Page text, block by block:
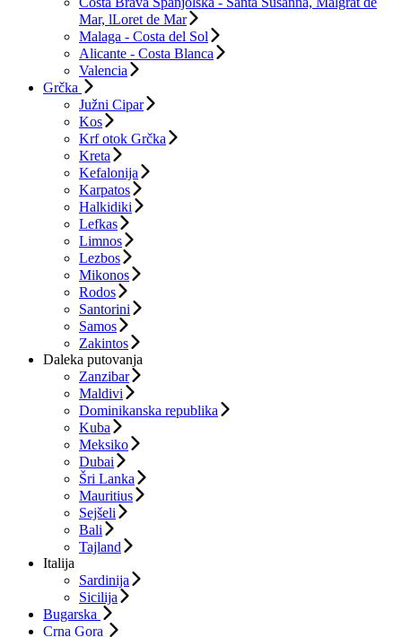
Mar, lLoret de Mar
Malaga - Costa del Sol
Alicante - Costa Blanca
Valencia
Grčka
Južni Cipar
Kos
Krf otok Grčka
Kreta
Kefalonija
Karpatos
Halkidiki
Lefkas
Limnos
Lezbos
Mikonos
Rodos
Santorini
Samos
Zakintos
Daleka putovanja
Zanzibar
Maldivi
Dominikanska republika
Kuba
Meksiko
Dubai
Šri Lanka
Mauritius
Sejšeli
Bali
Tajland
Italija
Sardinija
Sicilija
Bugarska
Crna Gora